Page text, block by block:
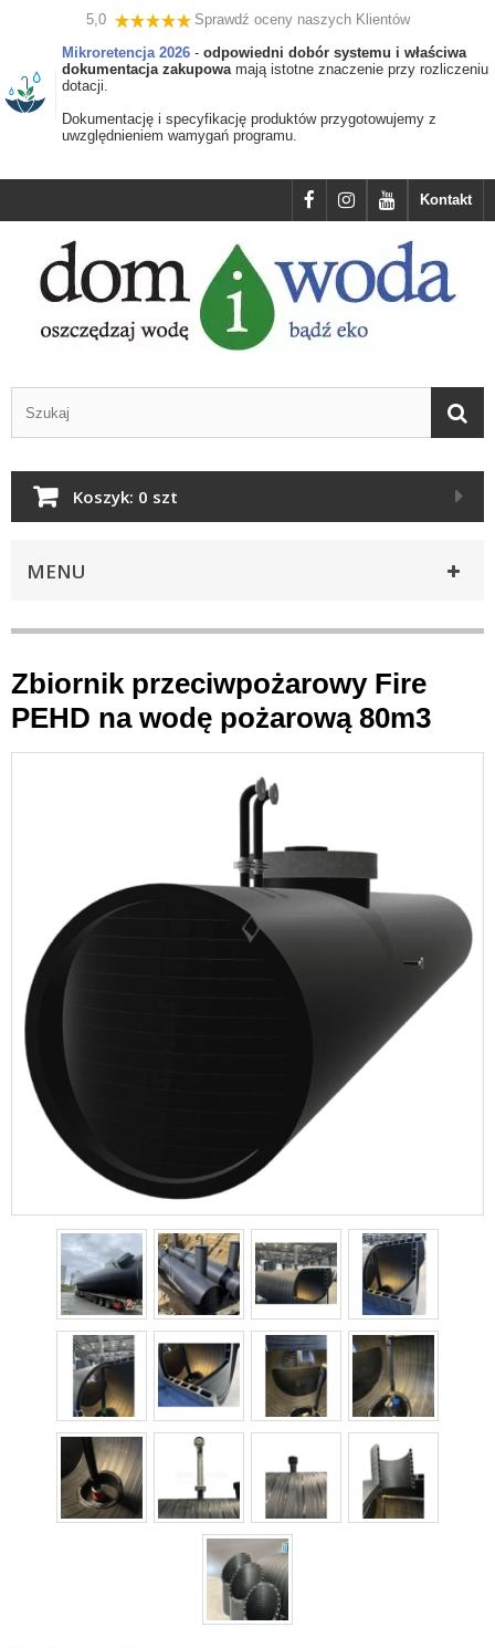
5,0
Sprawdź oceny naszych Klientów
Mikroretencja 2026 - odpowiedni dobór systemu i właściwa
dokumentacja zakupowamają istotne znaczenie przy rozliczeniu
dotacji.
Dokumentację i specyfikację produktów przygotowujemy z
uwzględnieniem wamygań programu.
Kontakt
Koszyk: 0 szt
MENU
Zbiornik przeciwpożarowy Fire
PEHD na wodę pożarową 80m3